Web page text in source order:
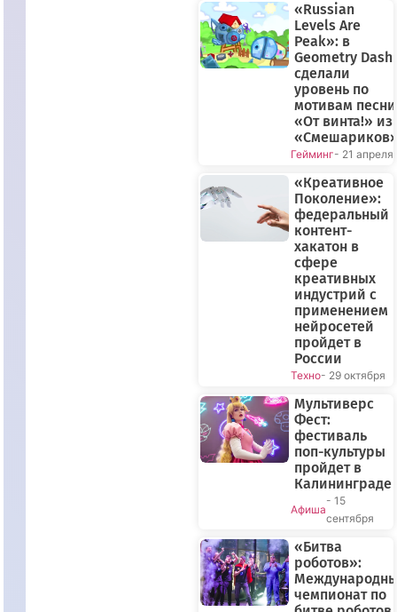
«Russian
Levels Are
Peak»: в
Geometry Dash
сделали
уровень по
мотивам песни
«От винта!» из
Гейминг- 21 апреля
«Креативное
Поколение»:
федеральный
контент-
хакатон в
сфере
креативных
индустрий с
применением
нейросетей
пройдет в
России
Техно- 29 октября
Мультиверс
Фест:
фестиваль
поп-культуры
пройдет в
Калининграде
Афиша
- 15
сентября
«Битва
роботов»:
чемпионат по